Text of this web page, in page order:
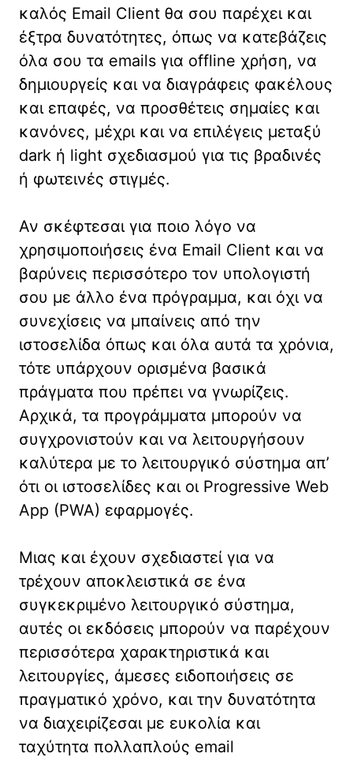
καλός Email Client θα σου παρέχει και
έξτρα δυνατότητες, όπως να κατεβάζεις
όλα σου τα emails για offline χρήση, να
δημιουργείς και να διαγράφεις φακέλους
και επαφές, να προσθέτεις σημαίες και
κανόνες, μέχρι και να επιλέγεις μεταξύ
dark ή light σχεδιασμού για τις βραδινές
ή φωτεινές στιγμές.
Αν σκέφτεσαι για ποιο λόγο να
χρησιμοποιήσεις ένα Email Client και να
βαρύνεις περισσότερο τον υπολογιστή
σου με άλλο ένα πρόγραμμα, και όχι να
συνεχίσεις να μπαίνεις από την
ιστοσελίδα όπως και όλα αυτά τα χρόνια,
τότε υπάρχουν ορισμένα βασικά
πράγματα που πρέπει να γνωρίζεις.
Αρχικά, τα προγράμματα μπορούν να
συγχρονιστούν και να λειτουργήσουν
καλύτερα με το λειτουργικό σύστημα απ’
ότι οι ιστοσελίδες και οι Progressive Web
App (PWA) εφαρμογές.
Μιας και έχουν σχεδιαστεί για να
τρέχουν αποκλειστικά σε ένα
συγκεκριμένο λειτουργικό σύστημα,
αυτές οι εκδόσεις μπορούν να παρέχουν
περισσότερα χαρακτηριστικά και
λειτουργίες, άμεσες ειδοποιήσεις σε
πραγματικό χρόνο, και την δυνατότητα
να διαχειρίζεσαι με ευκολία και
ταχύτητα πολλαπλούς email